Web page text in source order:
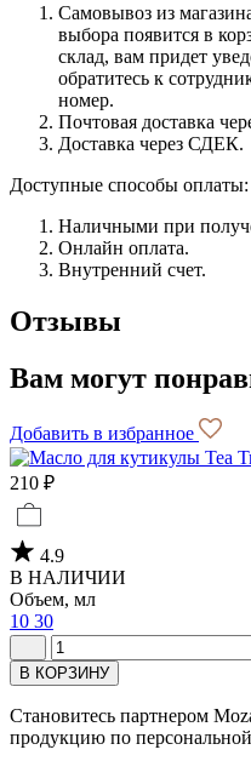
Самовывоз из
выбора появится в
склад, вам придет
обратитесь к
номер.
Почтовая доставка
Доставка через СДЕК.
Доступные способы оплаты:
Наличными при
Онлайн оплата.
Внутренний счет.
Отзывы
Вам могут
Добавить в избранное
210 ₽
4.9
В НАЛИЧИИ
Объем, мл
10 30
В КОРЗИНУ
Становитесь партнером
продукцию по